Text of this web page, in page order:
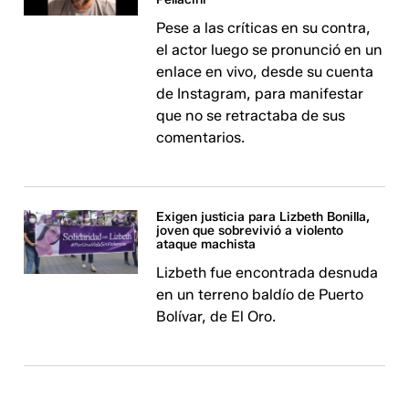
Pese a las críticas en su contra,
el actor luego se pronunció en un
enlace en vivo, desde su cuenta
de Instagram, para manifestar
que no se retractaba de sus
comentarios.
Exigen justicia para Lizbeth Bonilla,
joven que sobrevivió a violento
ataque machista
Lizbeth fue encontrada desnuda
en un terreno baldío de Puerto
Bolívar, de El Oro.